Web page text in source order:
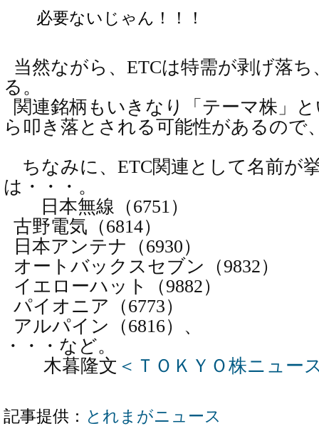
必要ないじゃん！！！
当然ながら、 ETCは特需が剥げ落
る。
関連銘柄もいきなり「テーマ株」
ら叩き落とされる可能性があるので
ちなみに、 ETC関連として名前が
は・・・。
日本無線（6751）
古野電気（6814）
日本アンテナ（6930）
オートバックスセブン（9832）
イエローハット（9882）
パイオニア（6773）
アルパイン（6816）、
・・・など。
木暮隆文 ＜ＴＯＫＹＯ株ニュー
記事提供： とれまがニュース